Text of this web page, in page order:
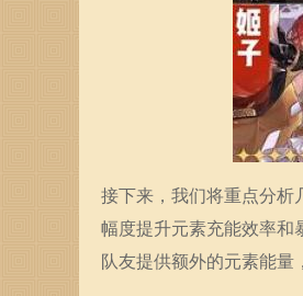
接下来，我们将重点分析
幅度提升元素充能效率和
队友提供额外的元素能量